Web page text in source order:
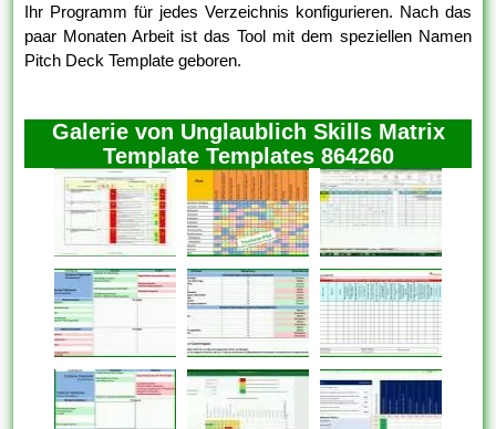
Ihr Programm für jedes Verzeichnis konfigurieren. Nach das
paar Monaten Arbeit ist das Tool mit dem speziellen Namen
Pitch Deck Template geboren.
Galerie von Unglaublich Skills Matrix
Template Templates 864260